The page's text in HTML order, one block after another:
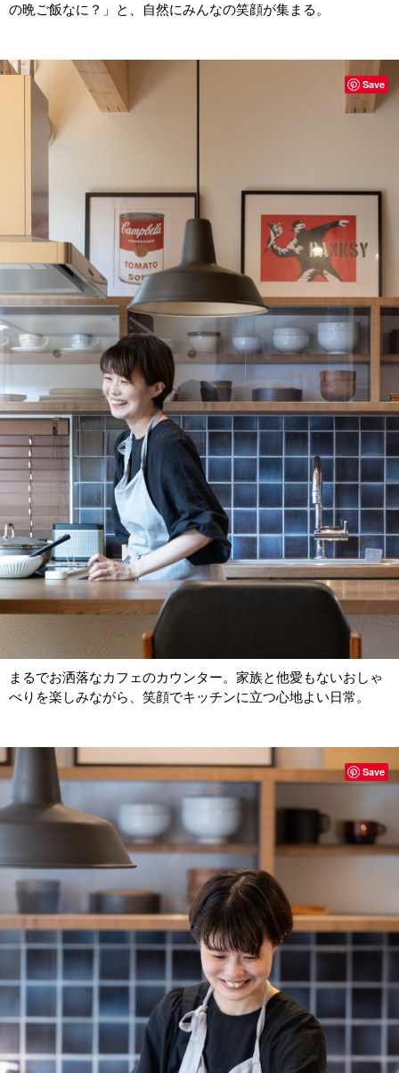
の晩ご飯なに？」と、自然にみんなの笑顔が集まる。
まるでお洒落なカフェのカウンター。家族と他愛もないおしゃ
べりを楽しみながら、笑顔でキッチンに立つ心地よい日常。
Save
Save